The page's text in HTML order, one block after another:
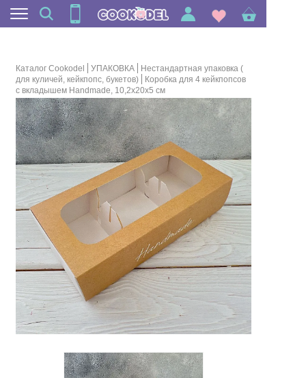
Каталог Cookodel УПАКОВКА
Нестандартная упаковка (
для куличей, кейкпопс, букетов)
Коробка для 4 кейкпопсов
с вкладышем Handmade, 10,2х20х5 см